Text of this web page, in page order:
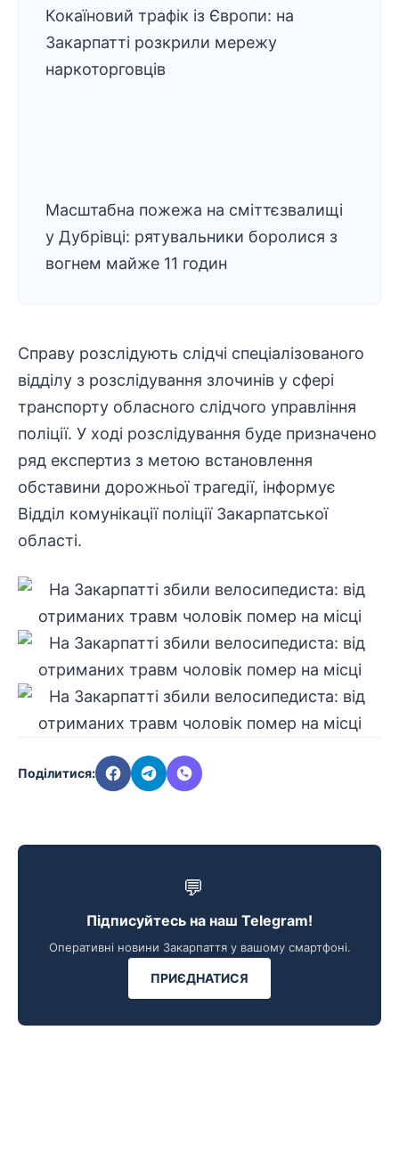
Кокаїновий трафік із Європи: на
Закарпатті розкрили мережу
наркоторговців
Масштабна пожежа на сміттєзвалищі
у Дубрівці: рятувальники боролися з
вогнем майже 11 годин
Справу розслідують слідчі спеціалізованого
відділу з розслідування злочинів у сфері
транспорту обласного слідчого управління
поліції. У ході розслідування буде призначено
ряд експертиз з метою встановлення
обставини дорожньої трагедії, інформує
Відділ комунікації поліції Закарпатської
області.
Поділитися:
💬
Підписуйтесь на наш Telegram!
Оперативні новини Закарпаття у вашому смартфоні.
ПРИЄДНАТИСЯ